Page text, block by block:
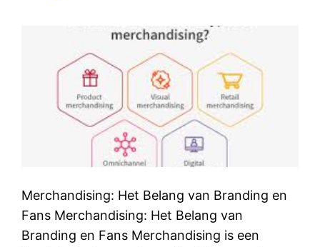
Merchandising: Het Belang van Branding en
Fans Merchandising: Het Belang van
Branding en Fans Merchandising is een